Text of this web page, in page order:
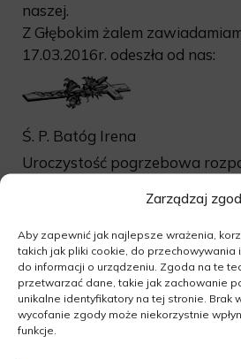
Zarządzaj
Aby zapewnić jak najlepsze wrażenia,
takich jak pliki cookie, do przechowywania
do informacji o urządzeniu. Zgoda na te
przetwarzać dane, takie jak zachowanie
unikalne identyfikatory na tej stronie. Brak
wycofanie zgody może niekorzystnie
funkcje.
naszej.
Z Głębokim żalem
17.03.2016r. odeszła od nas:
Ś. P. Batóg Irena
Uroczystość pogrzebowa
Kościele p.w. Jana Chrzciciela
Ceremonia pogrzebowa na
w Międzychodzie po mszy
ostatnią podróżą zmarłej od
O czym zawiadamia
Rodzina.